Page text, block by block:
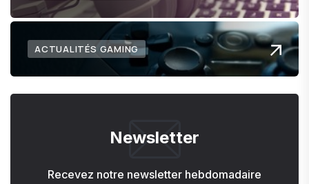
ACTUALITÉS GAMING
Newsletter
Recevez notre newsletter hebdomadaire